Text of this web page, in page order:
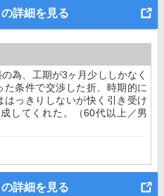
詳細を見る
為、工期が3ヶ月少ししかなく
条件で交渉した折、時期的に
はっきりしないが快く引き受け
してくれた。（60代以上／男
詳細を見る